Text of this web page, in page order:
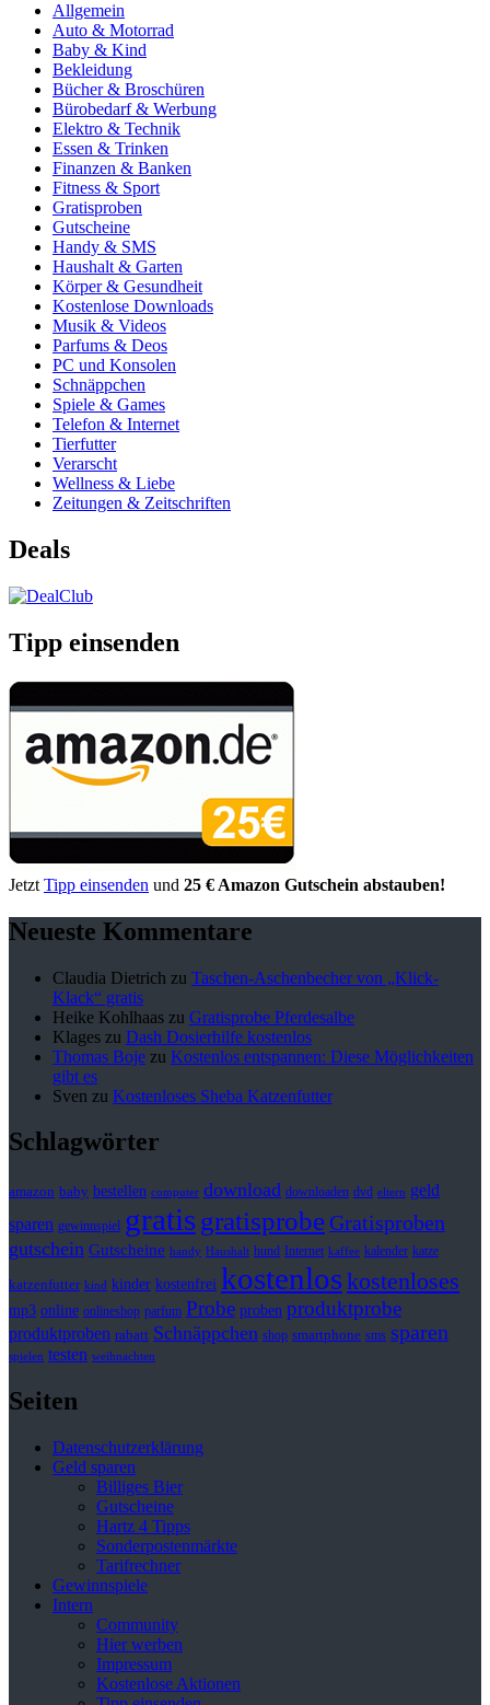
Allgemein
Auto & Motorrad
Baby & Kind
Bekleidung
Bücher & Broschüren
Bürobedarf & Werbung
Elektro & Technik
Essen & Trinken
Finanzen & Banken
Fitness & Sport
Gratisproben
Gutscheine
Handy & SMS
Haushalt & Garten
Körper & Gesundheit
Kostenlose Downloads
Musik & Videos
Parfums & Deos
PC und Konsolen
Schnäppchen
Spiele & Games
Telefon & Internet
Tierfutter
Verarscht
Wellness & Liebe
Zeitungen & Zeitschriften
Deals
Tipp einsenden
Jetzt Tipp einsenden und 25 € Amazon Gutschein abstauben!
Neueste Kommentare
Claudia Dietrich zu Taschen-Aschenbecher von „Klick-
Klack“ gratis
Heike Kohlhaas zu Gratisprobe Pferdesalbe
Klages zu Dash Dosierhilfe kostenlos
Thomas Boje zu Kostenlos entspannen: Diese Möglichkeiten
gibt es
Sven zu Kostenloses Sheba Katzenfutter
Schlagwörter
amazon baby bestellen computer download downloaden dvd eltern geld
sparen gewinnspiel gratisgratisprobeGratisproben
gutschein Gutscheine handy Haushalt hund Internet kaffee kalender katze
katzenfutter kind kinder kostenfrei kostenloskostenloses
mp3 online onlineshop parfum Probe proben produktprobe
produktproben rabatt Schnäppchen shop smartphone sms sparen
spielen testen weihnachten
Seiten
Datenschutzerklärung
Geld sparen
Billiges Bier
Gutscheine
Hartz 4 Tipps
Sonderpostenmärkte
Tarifrechner
Gewinnspiele
Intern
Community
Hier werben
Impressum
Kostenlose Aktionen